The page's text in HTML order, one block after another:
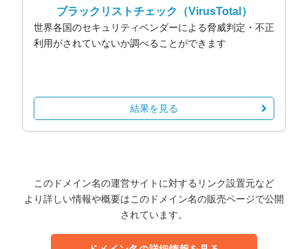
ブラックリストチェック （VirusTotal）
世界各国のセキュリティベンダーによる脅威判定・不正
利用がされていないか調べることができます
結果を見る
このドメイン名の運営サイトに対するリンク設置元など
より詳しい情報や概要はこのドメイン名の販売ページで公開
されています。